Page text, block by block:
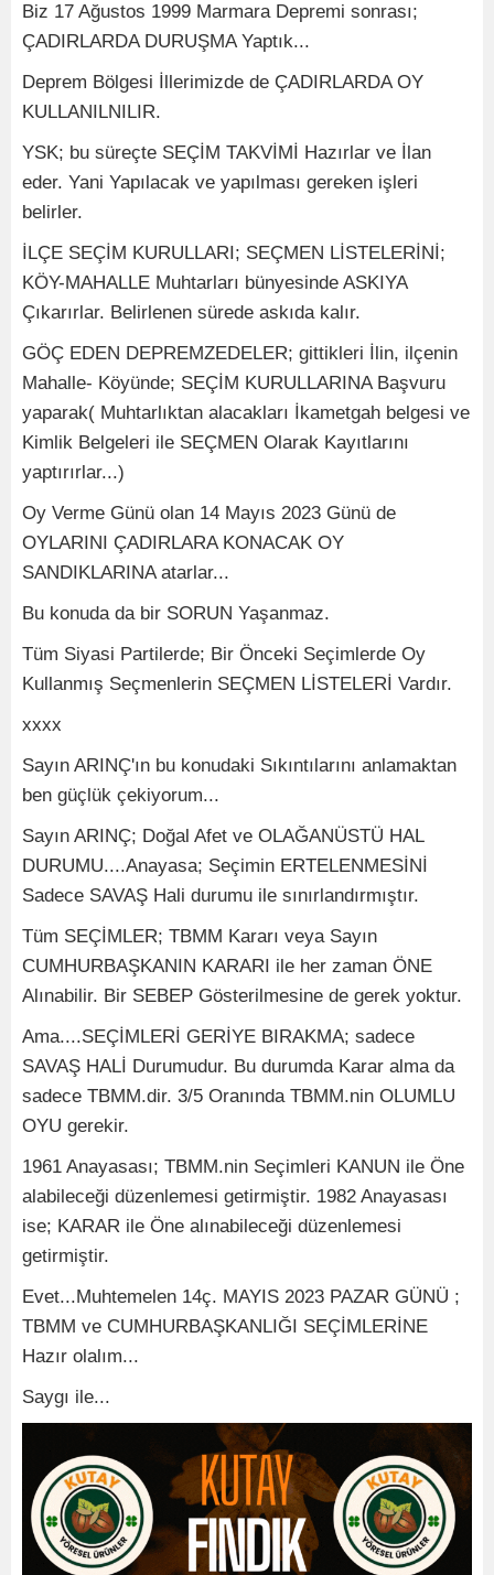
Biz 17 Ağustos 1999 Marmara Depremi sonrası;
ÇADIRLARDA DURUŞMA Yaptık...
Deprem Bölgesi İllerimizde de ÇADIRLARDA OY
KULLANILNILIR.
YSK; bu süreçte SEÇİM TAKVİMİ Hazırlar ve İlan
eder. Yani Yapılacak ve yapılması gereken işleri
belirler.
İLÇE SEÇİM KURULLARI; SEÇMEN LİSTELERİNİ;
KÖY-MAHALLE Muhtarları bünyesinde ASKIYA
Çıkarırlar. Belirlenen sürede askıda kalır.
GÖÇ EDEN DEPREMZEDELER; gittikleri İlin, ilçenin
Mahalle- Köyünde; SEÇİM KURULLARINA Başvuru
yaparak( Muhtarlıktan alacakları İkametgah belgesi ve
Kimlik Belgeleri ile SEÇMEN Olarak Kayıtlarını
yaptırırlar...)
Oy Verme Günü olan 14 Mayıs 2023 Günü de
OYLARINI ÇADIRLARA KONACAK OY
SANDIKLARINA atarlar...
Bu konuda da bir SORUN Yaşanmaz.
Tüm Siyasi Partilerde; Bir Önceki Seçimlerde Oy
Kullanmış Seçmenlerin SEÇMEN LİSTELERİ Vardır.
xxxx
Sayın ARINÇ'ın bu konudaki Sıkıntılarını anlamaktan
ben güçlük çekiyorum...
Sayın ARINÇ; Doğal Afet ve OLAĞANÜSTÜ HAL
DURUMU....Anayasa; Seçimin ERTELENMESİNİ
Sadece SAVAŞ Hali durumu ile sınırlandırmıştır.
Tüm SEÇİMLER; TBMM Kararı veya Sayın
CUMHURBAŞKANIN KARARI ile her zaman ÖNE
Alınabilir. Bir SEBEP Gösterilmesine de gerek yoktur.
Ama....SEÇİMLERİ GERİYE BIRAKMA; sadece
SAVAŞ HALİ Durumudur. Bu durumda Karar alma da
sadece TBMM.dir. 3/5 Oranında TBMM.nin OLUMLU
OYU gerekir.
1961 Anayasası; TBMM.nin Seçimleri KANUN ile Öne
alabileceği düzenlemesi getirmiştir. 1982 Anayasası
ise; KARAR ile Öne alınabileceği düzenlemesi
getirmiştir.
Evet...Muhtemelen 14ç. MAYIS 2023 PAZAR GÜNÜ ;
TBMM ve CUMHURBAŞKANLIĞI SEÇİMLERİNE
Hazır olalım...
Saygı ile...